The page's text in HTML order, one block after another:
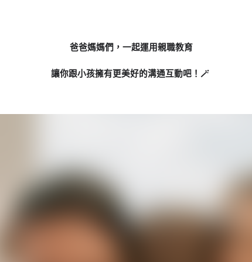
爸爸媽媽們，一起運用親職教育
讓你跟小孩擁有更美好的溝通互動吧！🪄